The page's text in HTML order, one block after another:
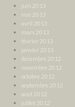
juin 2013
mai 2013
avril 2013
mars 2013
février 2013
janvier 2013
décembre 2012
novembre 2012
octobre 2012
septembre 2012
août 2012
juillet 2012